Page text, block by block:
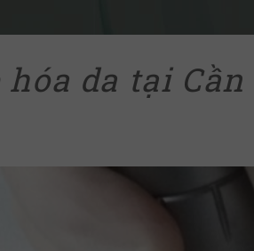
hóa da tại